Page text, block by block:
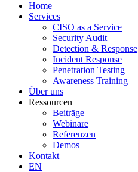
Home
Services
CISO as a Service
Security Audit
Detection & Response
Incident Response
Penetration Testing
Awareness Training
Über uns
Ressourcen
Beiträge
Webinare
Referenzen
Demos
Kontakt
EN